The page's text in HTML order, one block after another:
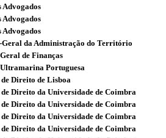
Advogados
Advogados
Advogados
Geral da Administração do Território
de Finanças
Portuguesa
Direito de Lisboa
Direito da Universidade de Coimbra
Direito da Universidade de Coimbra
Direito da Universidade de Coimbra
Direito da Universidade de Coimbra